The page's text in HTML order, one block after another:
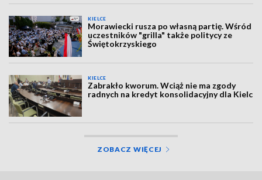
KIELCE
Morawiecki rusza po własną partię. Wśród
uczestników "grilla" także politycy ze
Świętokrzyskiego
KIELCE
Zabrakło kworum. Wciąż nie ma zgody
radnych na kredyt konsolidacyjny dla Kielc
ZOBACZ WIĘCEJ